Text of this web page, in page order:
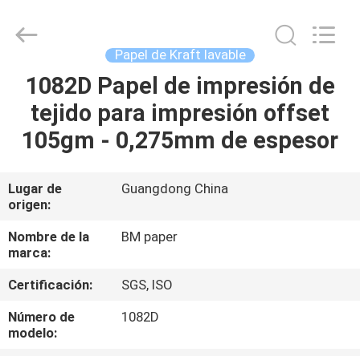
EN
CASA
SOBRE
NOSOTROS
RECORRIDO
POR
BMPAPER
CO.,LTD.
Reserved.
Papel de Kraft lavable
1082D Papel de impresión de
tejido para impresión offset
105gm - 0,275mm de espesor
Lugar de
origen:
Guangdong China
Nombre de la
marca:
BM paper
Certificación:
SGS, ISO
Número de
modelo:
1082D